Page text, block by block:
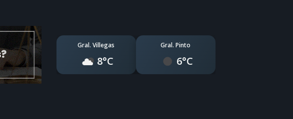
Gral. Villegas
8°C
Gral. Pinto
6°C